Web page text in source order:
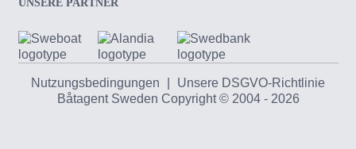
UNSERE PARTNER
Nutzungsbedingungen
Unsere DSGVO-Richtlinie
Båtagent Sweden Copyright © 2004 - 2026